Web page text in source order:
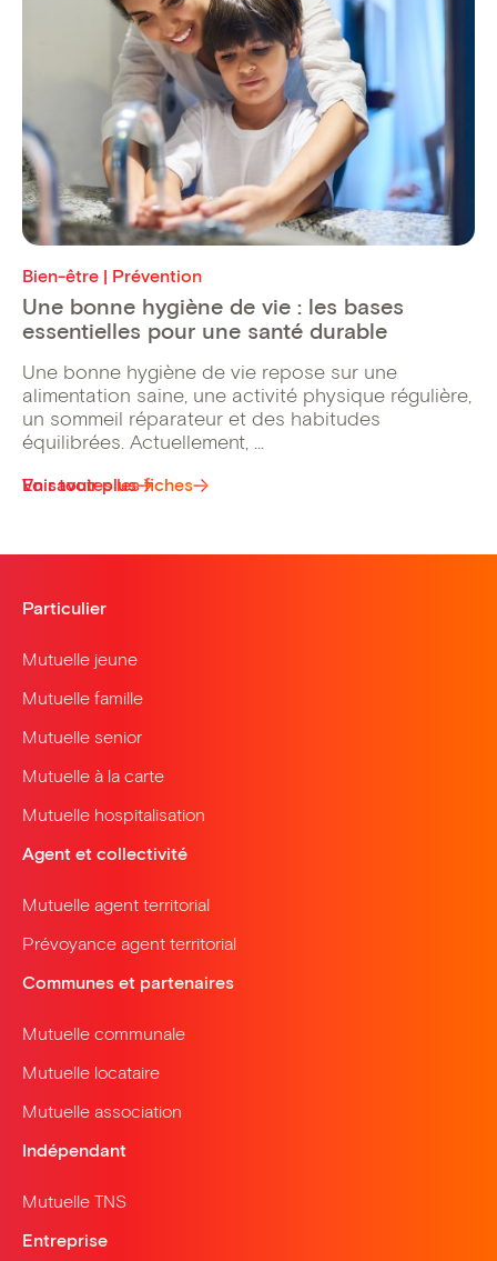
Voir toutes les fiches
Bien-être | Prévention
Une bonne hygiène de vie : les bases
essentielles pour une santé durable
Une bonne hygiène de vie repose sur une
alimentation saine, une activité physique régulière,
un sommeil réparateur et des habitudes
équilibrées. Actuellement, ...
En savoir plus
Particulier
Mutuelle jeune
Mutuelle famille
Mutuelle senior
Mutuelle à la carte
Mutuelle hospitalisation
Agent et collectivité
Mutuelle agent territorial
Prévoyance agent territorial
Communes et partenaires
Mutuelle communale
Mutuelle locataire
Mutuelle association
Indépendant
Mutuelle TNS
Entreprise